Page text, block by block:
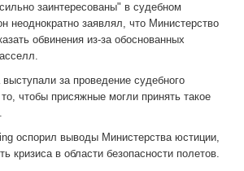
заинтересованы" в судебном
неоднократно заявлял, что Министерство
обвинения из-за обоснованных
за проведение судебного
чтобы присяжные могли принять такое
оспорил выводы Министерства юстиции,
кризиса в области безопасности полетов.